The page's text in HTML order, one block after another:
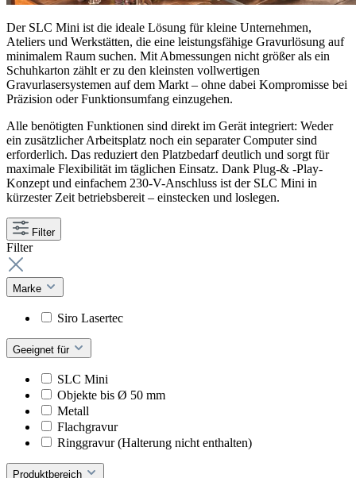
Der SLC Mini ist die ideale Lösung für kleine Unternehmen,
Ateliers und Werkstätten, die eine leistungsfähige Gravurlösung auf
minimalem Raum suchen. Mit Abmessungen nicht größer als ein
Schuhkarton zählt er zu den kleinsten vollwertigen
Gravurlasersystemen auf dem Markt – ohne dabei Kompromisse bei
Präzision oder Funktionsumfang einzugehen.
Alle benötigten Funktionen sind direkt im Gerät integriert: Weder
ein zusätzlicher Arbeitsplatz noch ein separater Computer sind
erforderlich. Das reduziert den Platzbedarf deutlich und sorgt für
maximale Flexibilität im täglichen Einsatz. Dank Plug-& -Play-
Konzept und einfachem 230-V-Anschluss ist der SLC Mini in
kürzester Zeit betriebsbereit – einstecken und loslegen.
Filter
Filter
Marke
Siro Lasertec
Geeignet für
SLC Mini
Objekte bis Ø 50 mm
Metall
Flachgravur
Ringgravur (Halterung nicht enthalten)
Produktbereich